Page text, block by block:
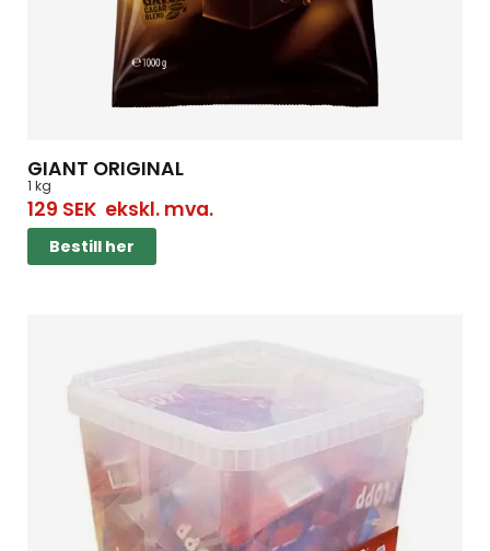
GIANT ORIGINAL
1 kg
129 SEKekskl. mva.
Bestill her